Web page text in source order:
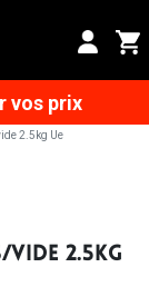
vos prix
2.5kg Ue
VIDE 2.5KG